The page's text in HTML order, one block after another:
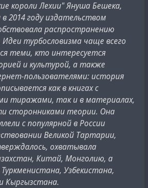
короли Лехии" Януша Бешека,
в 2014 году издательством
распространению
турбословизма чаще всего
теми, кто интересуется
и культурой, а также
пользователями: история
как в книгах с
тиражами, так и в материалах,
сторонниками теории. Она
с популярной в России
Великой Тартарии,
охватывала
Китай, Монголию, а
Узбекистана,
Кыргызстана.